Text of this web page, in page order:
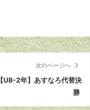
次のページへ
【U8-2年】あすなろ代替決
勝